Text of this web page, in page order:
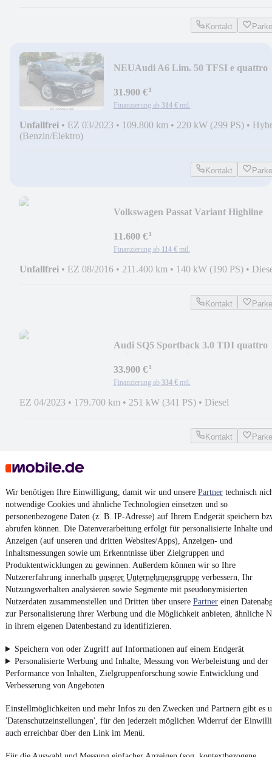
Wir benötigen Ihre Einwilligung, damit wir und unsere Partner technisch
notwendige Cookies und ähnliche Technologien einsetzen und so
personenbezogene Daten (z. B. IP-Adresse) auf Ihrem Endgerät speichern
abrufen können. Die Datenverarbeitung erfolgt für personalisierte Inhalte und
Anzeigen (auf unseren und dritten Websites/Apps), Anzeigen- und
Inhaltsmessungen sowie um Erkenntnisse über Zielgruppen und
Produktentwicklungen zu gewinnen. Außerdem können wir so Ihre
Nutzererfahrung innerhalb unserer Unternehmensgruppe verbessern, Ihr
Nutzungsverhalten analysieren sowie Segmente mit pseudonymisierten
Nutzerdaten zusammenstellen und Dritten über unsere Partner einen
zur Personalisierung ihrer Werbung und die Möglichkeit anbieten, ähnliche
in ihrem eigenen Datenbestand zu identifizieren.
Speichern von oder Zugriff auf Informationen auf einem Endgerät
Personalisierte Werbung und Inhalte, Messung von Werbeleistung und der
Performance von Inhalten, Zielgruppenforschung sowie Entwicklung und
Verbesserung von Angeboten
Einstellmöglichkeiten und mehr Infos zu den Zwecken und Partnern gibt es
'Datenschutzeinstellungen', für den jederzeit möglichen Widerruf der
auch erreichbar über den Link im Menü.
Kontakt
NEUAudi A6 Lim. 50 TFSI e quattro
31.900 €¹
Finanzierung ab 314 € mtl.
Unfallfrei • EZ 03/2023 • 109.800 km • 220 kW (299 PS) •
(Benzin/Elektro)
Kontakt
Volkswagen Passat Variant Highline
11.600 €¹
Finanzierung ab 114 € mtl.
Unfallfrei • EZ 08/2016 • 211.400 km • 140 kW (190 PS) •
Kontakt
Audi SQ5 Sportback 3.0 TDI quattro
33.900 €¹
Finanzierung ab 334 € mtl.
EZ 04/2023 • 179.700 km • 251 kW (341 PS) • Diesel
Kontakt
4.6 Sterne
Nutze mobile.de schnell und einfach
App installieren
Impressum
AGB
Vertrag widerrufen
Datenschutzeinstellungen
Erklärung zur Barrierefreiheit
Report Security Vulnerability (English)
Powered by